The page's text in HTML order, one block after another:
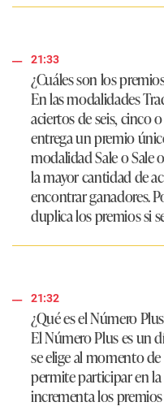
21:33
¿Cuáles son los
En las modalidades
aciertos de seis, cinco
entrega un premio
modalidad Sale o Sale
la mayor cantidad de
encontrar ganadores.
duplica los premios si
21:32
¿Qué es el Número
El Número Plus es un
se elige al momento
permite participar en
incrementa los